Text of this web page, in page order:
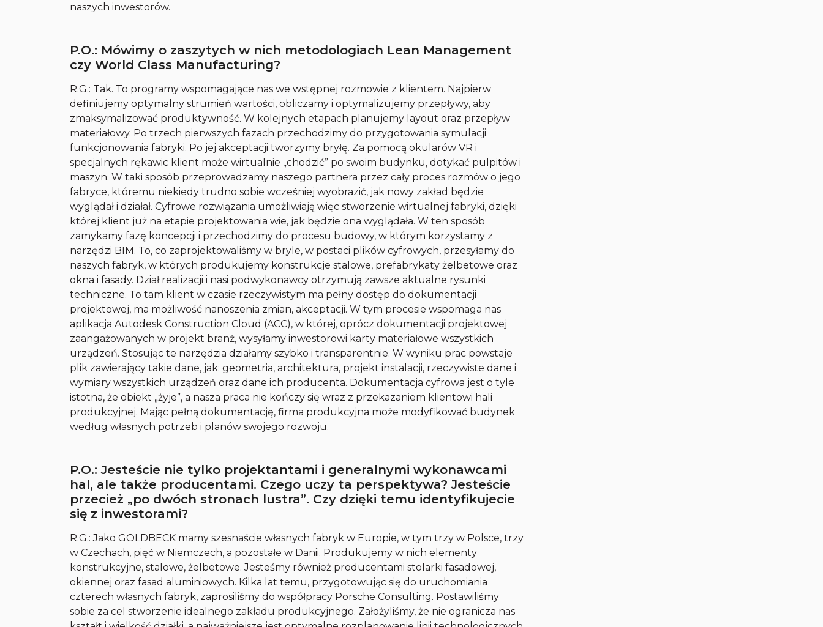
naszych inwestorów.
P.O.: Mówimy o zaszytych w nich metodologiach Lean Management
czy World Class Manufacturing?
R.G.: Tak. To programy wspomagające nas we wstępnej rozmowie z klientem. Najpierw
definiujemy optymalny strumień wartości, obliczamy i optymalizujemy przepływy, aby
zmaksymalizować produktywność. W kolejnych etapach planujemy layout oraz przepływ
materiałowy. Po trzech pierwszych fazach przechodzimy do przygotowania symulacji
funkcjonowania fabryki. Po jej akceptacji tworzymy bryłę. Za pomocą okularów VR i
specjalnych rękawic klient może wirtualnie „chodzić” po swoim budynku, dotykać pulpitów i
maszyn. W taki sposób przeprowadzamy naszego partnera przez cały proces rozmów o jego
fabryce, któremu niekiedy trudno sobie wcześniej wyobrazić, jak nowy zakład będzie
wyglądał i działał. Cyfrowe rozwiązania umożliwiają więc stworzenie wirtualnej fabryki, dzięki
której klient już na etapie projektowania wie, jak będzie ona wyglądała. W ten sposób
zamykamy fazę koncepcji i przechodzimy do procesu budowy, w którym korzystamy z
narzędzi BIM. To, co zaprojektowaliśmy w bryle, w postaci plików cyfrowych, przesyłamy do
naszych fabryk, w których produkujemy konstrukcje stalowe, prefabrykaty żelbetowe oraz
okna i fasady. Dział realizacji i nasi podwykonawcy otrzymują zawsze aktualne rysunki
techniczne. To tam klient w czasie rzeczywistym ma pełny dostęp do dokumentacji
projektowej, ma możliwość nanoszenia zmian, akceptacji. W tym procesie wspomaga nas
aplikacja Autodesk Construction Cloud (ACC), w której, oprócz dokumentacji projektowej
zaangażowanych w projekt branż, wysyłamy inwestorowi karty materiałowe wszystkich
urządzeń. Stosując te narzędzia działamy szybko i transparentnie. W wyniku prac powstaje
plik zawierający takie dane, jak: geometria, architektura, projekt instalacji, rzeczywiste dane i
wymiary wszystkich urządzeń oraz dane ich producenta. Dokumentacja cyfrowa jest o tyle
istotna, że obiekt „żyje”, a nasza praca nie kończy się wraz z przekazaniem klientowi hali
produkcyjnej. Mając pełną dokumentację, firma produkcyjna może modyfikować budynek
według własnych potrzeb i planów swojego rozwoju.
P.O.: Jesteście nie tylko projektantami i generalnymi wykonawcami
hal, ale także producentami. Czego uczy ta perspektywa? Jesteście
przecież „po dwóch stronach lustra”. Czy dzięki temu identyfikujecie
się z inwestorami?
R.G.: Jako GOLDBECK mamy szesnaście własnych fabryk w Europie, w tym trzy w Polsce, trzy
w Czechach, pięć w Niemczech, a pozostałe w Danii. Produkujemy w nich elementy
konstrukcyjne, stalowe, żelbetowe. Jesteśmy również producentami stolarki fasadowej,
okiennej oraz fasad aluminiowych. Kilka lat temu, przygotowując się do uruchomiania
czterech własnych fabryk, zaprosiliśmy do współpracy Porsche Consulting. Postawiliśmy
sobie za cel stworzenie idealnego zakładu produkcyjnego. Założyliśmy, że nie ogranicza nas